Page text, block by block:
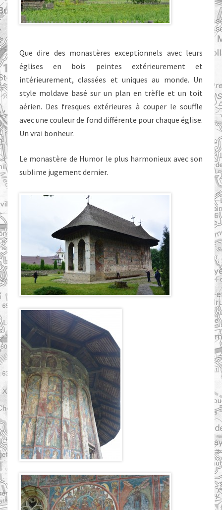
Que dire des monastères exceptionnels avec leurs
églises en bois peintes extérieurement et
intérieurement, classées et uniques au monde. Un
style moldave basé sur un plan en trèfle et un toit
aérien. Des fresques extérieures à couper le souffle
avec une couleur de fond différente pour chaque église.
Un vrai bonheur.
Le monastère de Humor le plus harmonieux avec son
sublime jugement dernier.